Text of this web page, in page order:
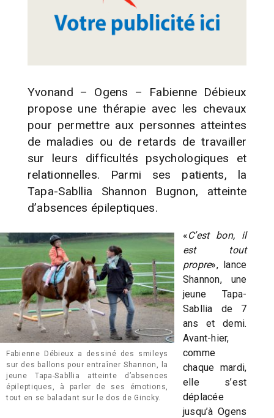
Yvonand – Ogens – Fabienne Débieux
propose une thérapie avec les chevaux
pour permettre aux personnes atteintes
de maladies ou de retards de travailler
sur leurs difficultés psychologiques et
relationnelles. Parmi ses patients, la
Tapa-Sabllia Shannon Bugnon, atteinte
d’absences épileptiques.
Fabienne Débieux a dessiné des smileys
sur des ballons pour entraîner Shannon, la
jeune Tapa-Sabllia atteinte d’absences
épileptiques, à parler de ses émotions,
tout en se baladant sur le dos de Gincky.
«C’est bon, il
est tout
propre», lance
Shannon, une
jeune Tapa-
Sabllia de 7
ans et demi.
Avant-hier,
comme
chaque mardi,
elle s’est
déplacée
jusqu’à Ogens